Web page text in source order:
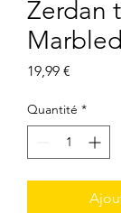
Zerdan
19,99 €
Quantité *